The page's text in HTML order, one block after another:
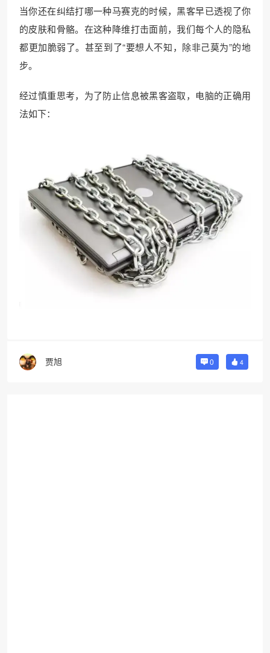
当你还在纠结打哪一种马赛克的时候，黑客早已透视了你
的皮肤和骨骼。在这种降维打击面前，我们每个人的隐私
都更加脆弱了。甚至到了“要想人不知，除非己莫为”的地
步。
经过慎重思考，为了防止信息被黑客盗取，电脑的正确用
法如下：
贾旭 0 4